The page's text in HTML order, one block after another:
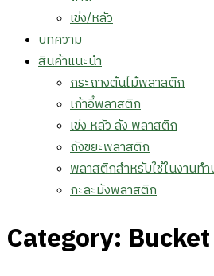
เข่ง/หลัว
บทความ
สินค้าแนะนำ
กระถางต้นไม้พลาสติก
เก้าอี้พลาสติก
เข่ง หลัว ลัง พลาสติก
ถังขยะพลาสติก
พลาสติกสำหรับใช้ในงานท
กะละมังพลาสติก
Category: Bucket